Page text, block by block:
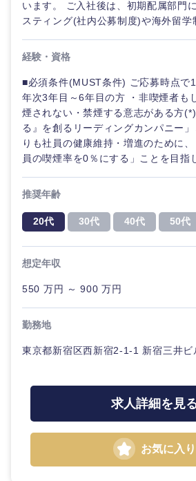
います。 ご入社後は、初期配属部門
スティング(社内公募制度)や海外留学
経験・資格
■必須条件(MUST条件) ご応募時点で
年次3年目～6年目の方 ・非喫煙者も
煙されない・禁煙する意志がある方
る』を創るリーディングカンパニー
りも社員の健康維持・増進のために
員の喫煙率を0％にする」ことを目指
推奨年齢
20代 30代 40代 50代
想定年収
550 万円 ～ 900 万円
勤務地
東京都新宿区西新宿2-1-1 新宿三井ビ
求人詳細を見
お気に入り